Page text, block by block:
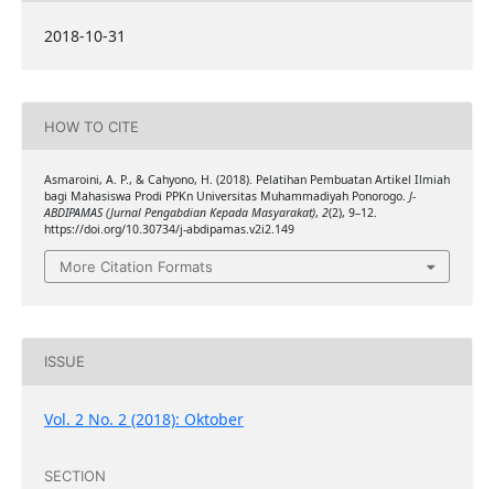
2018-10-31
HOW TO CITE
Asmaroini, A. P., & Cahyono, H. (2018). Pelatihan Pembuatan Artikel Ilmiah
bagi Mahasiswa Prodi PPKn Universitas Muhammadiyah Ponorogo. J-
ABDIPAMAS (Jurnal Pengabdian Kepada Masyarakat), 2(2), 9–12.
https://doi.org/10.30734/j-abdipamas.v2i2.149
More Citation Formats
ISSUE
Vol. 2 No. 2 (2018): Oktober
SECTION